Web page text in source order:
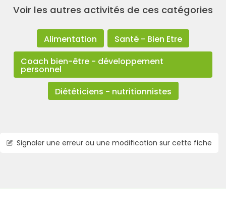
Voir les autres activités de ces catégories
Alimentation
Santé - Bien Etre
Coach bien-être - développement
personnel
Diététiciens - nutritionnistes
Signaler une erreur ou une modification sur cette fiche